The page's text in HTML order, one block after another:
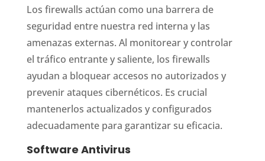
Los firewalls actúan como una barrera de
seguridad entre nuestra red interna y las
amenazas externas. Al monitorear y controlar
el tráfico entrante y saliente, los firewalls
ayudan a bloquear accesos no autorizados y
prevenir ataques cibernéticos. Es crucial
mantenerlos actualizados y configurados
adecuadamente para garantizar su eficacia.
Software Antivirus